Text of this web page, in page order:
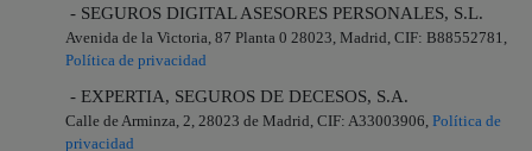
- SEGUROS DIGITAL ASESORES PERSONALES, S.L.
Avenida de la Victoria, 87 Planta 0 28023, Madrid, CIF: B88552781,
Política de privacidad
- EXPERTIA, SEGUROS DE DECESOS, S.A.
Calle de Arminza, 2, 28023 de Madrid, CIF: A33003906, Política de
privacidad